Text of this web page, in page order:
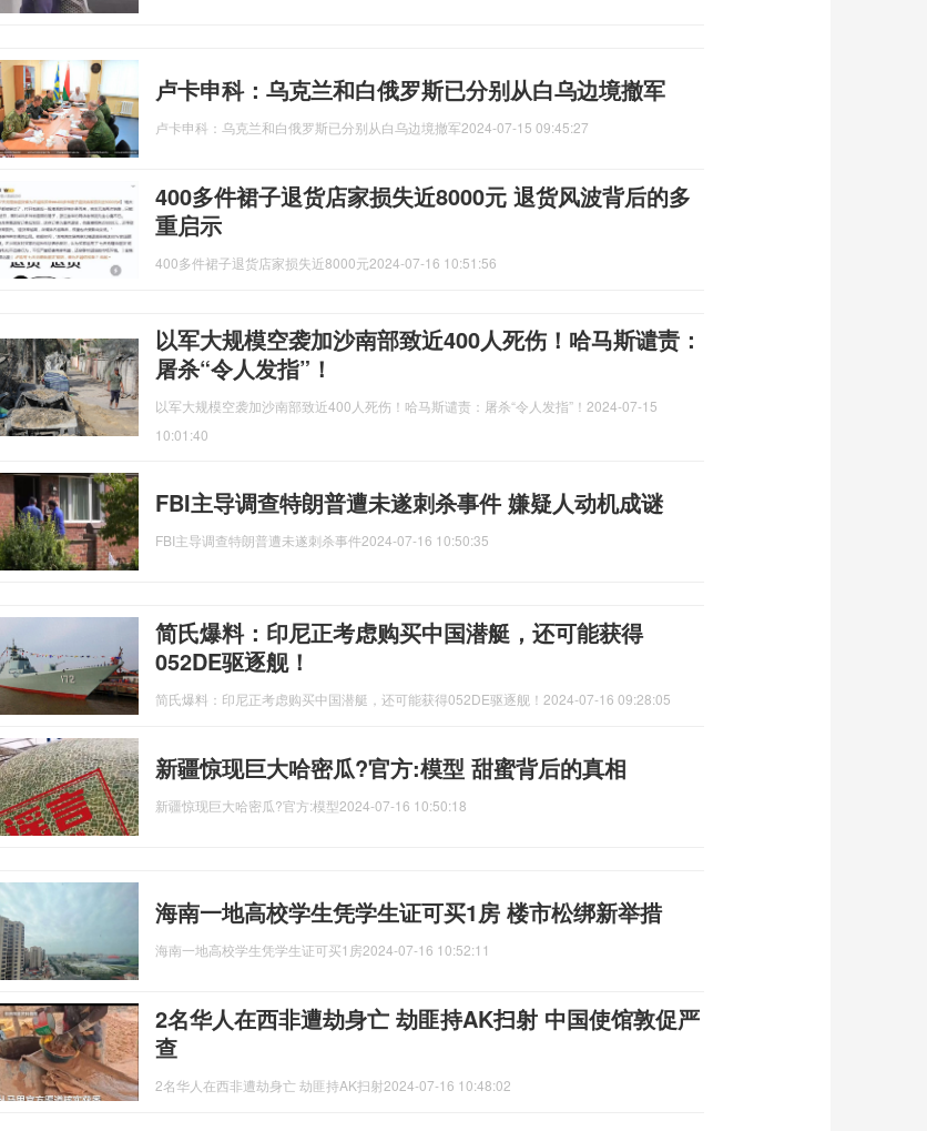
卢卡申科：乌克兰和白俄罗斯已分别从白乌边境撤军
卢卡申科：乌克兰和白俄罗斯已分别从白乌边境撤军2024-07-15 09:45:27
400多件裙子退货店家损失近8000元 退货风波背后的多
重启示
400多件裙子退货店家损失近8000元2024-07-16 10:51:56
以军大规模空袭加沙南部致近400人死伤！哈马斯谴责：
屠杀“令人发指”！
以军大规模空袭加沙南部致近400人死伤！哈马斯谴责：屠杀“令人发指”！ 2024-07-15
10:01:40
FBI主导调查特朗普遭未遂刺杀事件 嫌疑人动机成谜
FBI主导调查特朗普遭未遂刺杀事件2024-07-16 10:50:35
简氏爆料：印尼正考虑购买中国潜艇，还可能获得
052DE驱逐舰！
简氏爆料：印尼正考虑购买中国潜艇，还可能获得052DE驱逐舰！ 2024-07-16 09:28:05
新疆惊现巨大哈密瓜?官方:模型 甜蜜背后的真相
新疆惊现巨大哈密瓜?官方:模型2024-07-16 10:50:18
海南一地高校学生凭学生证可买1房 楼市松绑新举措
海南一地高校学生凭学生证可买1房2024-07-16 10:52:11
2名华人在西非遭劫身亡 劫匪持AK扫射 中国使馆敦促严
查
2名华人在西非遭劫身亡 劫匪持AK扫射2024-07-16 10:48:02